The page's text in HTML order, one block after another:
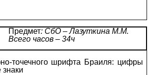
Предмет: СбО – Лазуткина М.М.
Всего часов – 34ч
точечного шрифта Браиля: цифры
знаки